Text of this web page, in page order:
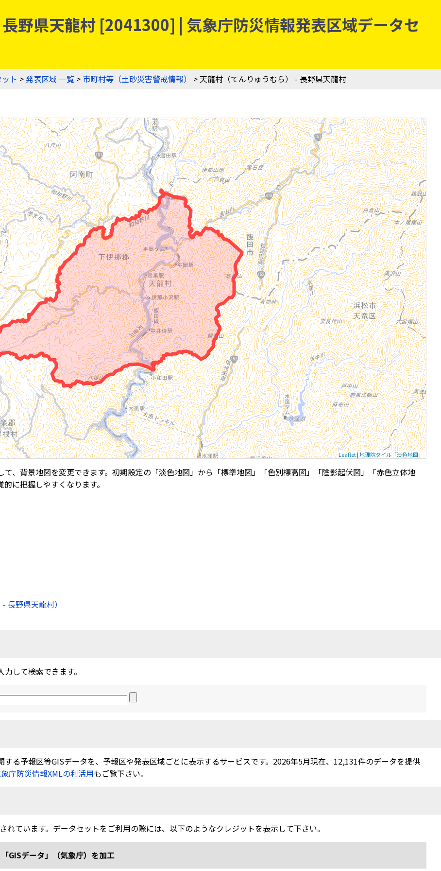
野県天龍村 [2041300] | 気象庁防災情報発表区域データセ
ト >発表区域 一覧 > 市町村等（土砂災害警戒情報） > 天龍村（てんりゅうむら） - 長野県天龍村
Leaflet|地理院タイル「淡色地図」
、背景地図を変更できます。初期設定の「淡色地図」から「標準地図」「色別標高図」「陰影起伏図」「赤色立体地
に把握しやすくなります。
長野県天龍村）
して検索できます。
する予報区等GISデータを、予報区や発表区域ごとに表示するサービスです。2026年5月現在、12,131件のデータを提供
庁防災情報XMLの利活用もご覧下さい。
れています。データセットをご利用の際には、以下のようなクレジットを表示して下さい。
GISデータ」（気象庁）を加工